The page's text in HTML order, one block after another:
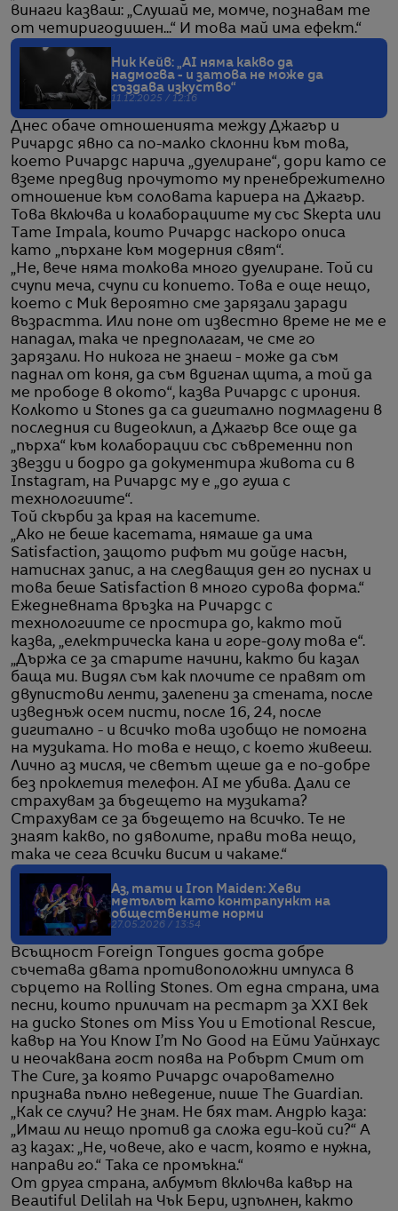
винаги казваш: „Слушай ме, момче, познавам те
от четиригодишен...“ И това май има ефект.“
Ник Кейв: „AI няма какво да
надмогва - и затова не може да
създава изкуство“
11.12.2025 / 12:16
Днес обаче отношенията между Джагър и
Ричардс явно са по-малко склонни към това,
което Ричардс нарича „дуелиране“, дори като се
вземе предвид прочутото му пренебрежително
отношение към соловата кариера на Джагър.
Това включва и колаборациите му със Skepta или
Tame Impala, които Ричардс наскоро описа
като „пърхане към модерния свят“.
„Не, вече няма толкова много дуелиране. Той си
счупи меча, счупи си копието. Това е още нещо,
което с Мик вероятно сме зарязали заради
възрастта. Или поне от известно време не ме е
нападал, така че предполагам, че сме го
зарязали. Но никога не знаеш - може да съм
паднал от коня, да съм вдигнал щита, а той да
ме прободе в окото“, казва Ричардс с ирония.
Колкото и Stones да са дигитално подмладени в
последния си видеоклип, а Джагър все още да
„пърха“ към колаборации със съвременни поп
звезди и бодро да документира живота си в
Instagram, на Ричардс му е „до гуша с
технологиите“.
Той скърби за края на касетите.
„Ако не беше касетата, нямаше да има
Satisfaction, защото рифът ми дойде насън,
натиснах запис, а на следващия ден го пуснах и
това беше Satisfaction в много сурова форма.“
Ежедневната връзка на Ричардс с
технологиите се простира до, както той
казва, „електрическа кана и горе-долу това е“.
„Държа се за старите начини, както би казал
баща ми. Видял съм как плочите се правят от
двупистови ленти, залепени за стената, после
изведнъж осем писти, после 16, 24, после
дигитално - и всичко това изобщо не помогна
на музиката. Но това е нещо, с което живееш.
Лично аз мисля, че светът щеше да е по-добре
без проклетия телефон. AI ме убива. Дали се
страхувам за бъдещето на музиката?
Страхувам се за бъдещето на всичко. Те не
знаят какво, по дяволите, прави това нещо,
така че сега всички висим и чакаме.“
Аз, тати и Iron Maiden: Хеви
метълът като контрапункт на
обществените норми
27.05.2026 / 13:54
Всъщност Foreign Tongues доста добре
съчетава двата противоположни импулса в
сърцето на Rolling Stones. От една страна, има
песни, които приличат на рестарт за XXI век
на диско Stones от Miss You и Emotional Rescue,
кавър на You Know I’m No Good на Ейми Уайнхаус
и неочаквана гост поява на Робърт Смит от
The Cure, за която Ричардс очарователно
признава пълно неведение, пише The Guardian.
„Как се случи? Не знам. Не бях там. Андрю каза:
„Имаш ли нещо против да сложа еди-кой си?“ А
аз казах: „Не, човече, ако е част, която е нужна,
направи го.“ Така се промъкна.“
От друга страна, албумът включва кавър на
Beautiful Delilah на Чък Бери, изпълнен, както